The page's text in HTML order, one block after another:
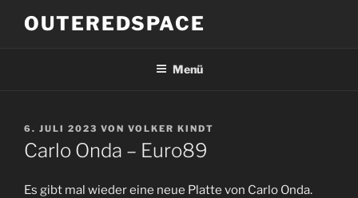
InhaltOUTEREDSPACE
Menü
VERÖFFENTLICHT
AM
6. JULI 2023 VON VOLKER KINDT
Carlo Onda – Euro89
Es gibt mal wieder eine neue Platte von Carlo Onda.